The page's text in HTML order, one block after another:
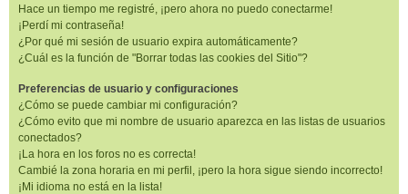
Hace un tiempo me registré, ¡pero ahora no puedo conectarme!
¡Perdí mi contraseña!
¿Por qué mi sesión de usuario expira automáticamente?
¿Cuál es la función de "Borrar todas las cookies del Sitio"?
Preferencias de usuario y configuraciones
¿Cómo se puede cambiar mi configuración?
¿Cómo evito que mi nombre de usuario aparezca en las listas de usuarios
conectados?
¡La hora en los foros no es correcta!
Cambié la zona horaria en mi perfil, ¡pero la hora sigue siendo incorrecto!
¡Mi idioma no está en la lista!